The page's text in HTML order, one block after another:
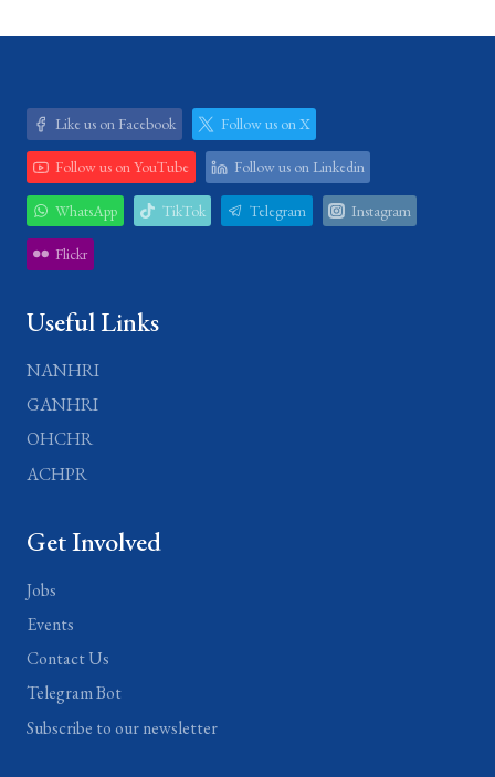
Like us on Facebook Follow us on X
Follow us on YouTube Follow us on Linkedin
WhatsApp TikTok Telegram Instagram
Flickr
Useful Links
NANHRI
GANHRI
OHCHR
ACHPR
Get Involved
Jobs
Events
Contact Us
Telegram Bot
Subscribe to our newsletter